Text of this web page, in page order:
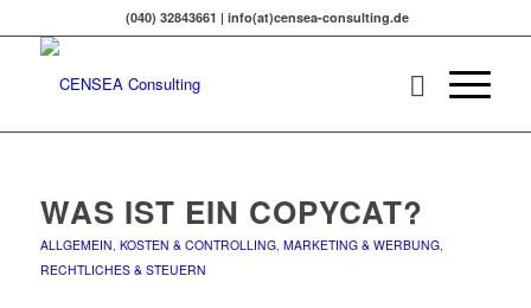
(040) 32843661 | info(at)censea-consulting.de
WAS IST EIN COPYCAT?
ALLGEMEIN, KOSTEN & CONTROLLING, MARKETING & WERBUNG,
RECHTLICHES & STEUERN